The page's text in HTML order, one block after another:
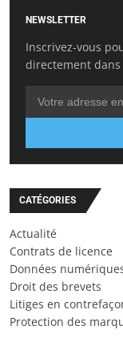
NEWSLETTER
Inscrivez-vous
directement
CATÉGORIES
Actualité
Contrats de licence
Données
Droit des brevets
Litiges en
Protection des